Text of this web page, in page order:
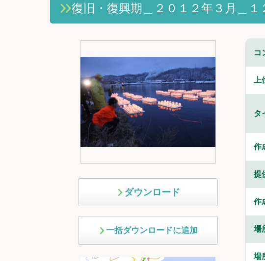
復旧・復興期＿２０１２年３月＿１
ダウンロード
一括ダウンロードに追加
コ
タ
作
提
作
場
場